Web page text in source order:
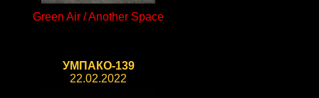
Green Air / Another Space
УМПАКО-139
22.02.2022